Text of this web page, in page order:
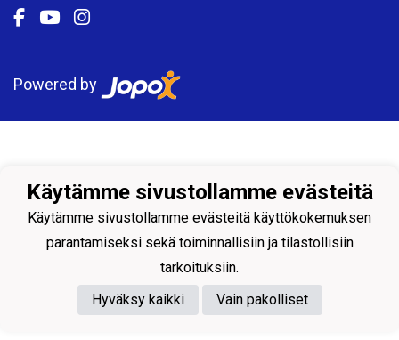
Powered by
Käytämme sivustollamme evästeitä
Käytämme sivustollamme evästeitä käyttökokemuksen
parantamiseksi sekä toiminnallisiin ja tilastollisiin
tarkoituksiin.
Hyväksy kaikki
Vain pakolliset